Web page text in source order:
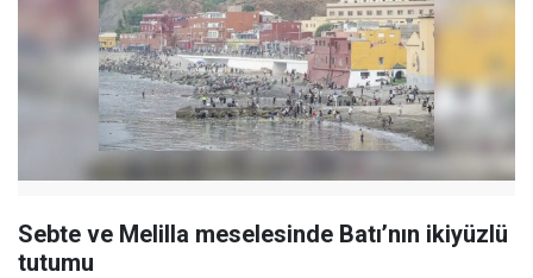
Sebte ve Melilla meselesinde Batı’nın ikiyüzlü
tutumu